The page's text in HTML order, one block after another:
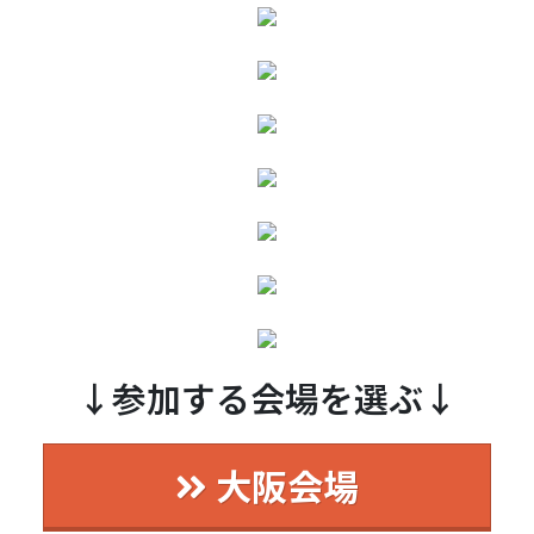
↓参加する会場を選ぶ↓
大阪会場